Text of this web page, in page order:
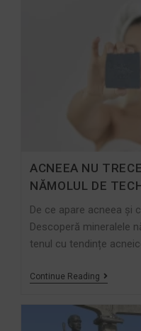
ACNEEA NU
NĂMOLUL DE
De ce apare acneea și
Descoperă mineralele
tenul cu tendințe
Continue Reading